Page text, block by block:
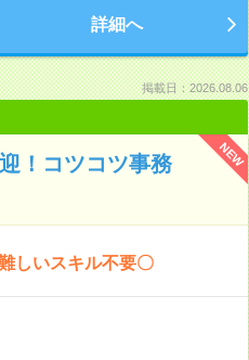
詳細へ
掲載日：2026.08.06
NEW
！コツコツ事務
しいスキル不要〇